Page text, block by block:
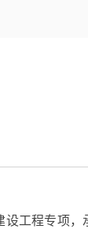
工程专项，